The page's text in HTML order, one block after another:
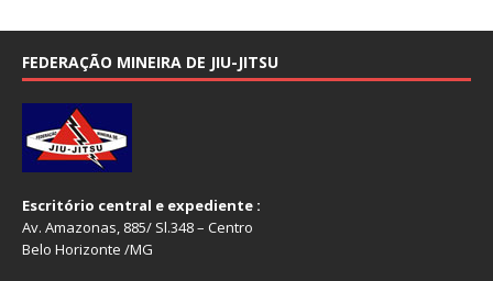
FEDERAÇÃO MINEIRA DE JIU-JITSU
Escritório central e expediente :
Av. Amazonas, 885/ Sl.348 – Centro
Belo Horizonte /MG